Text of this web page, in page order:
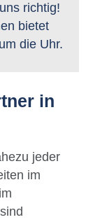
richtig!
bietet
die Uhr.
in
jeder
im